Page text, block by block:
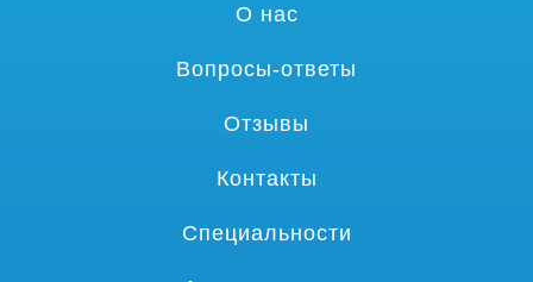
О нас
Вопросы-ответы
Отзывы
Контакты
Специальности